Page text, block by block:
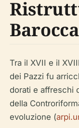
Barocca
Tra il XVII e il
dei Pazzi fu
dorati e affreschi
della
evoluzione (